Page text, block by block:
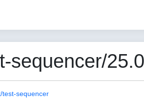
sequencer/
test-sequencer